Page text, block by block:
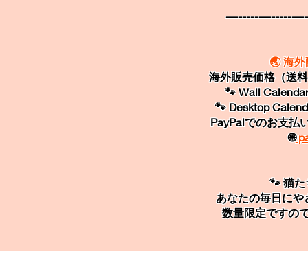
🌏 海
海外販売価格（送
🐾 Wall
🐾 Desktop
PayPalでのお支払
🌐
🐾 猫た
あなたの毎日にや
数量限定ですの